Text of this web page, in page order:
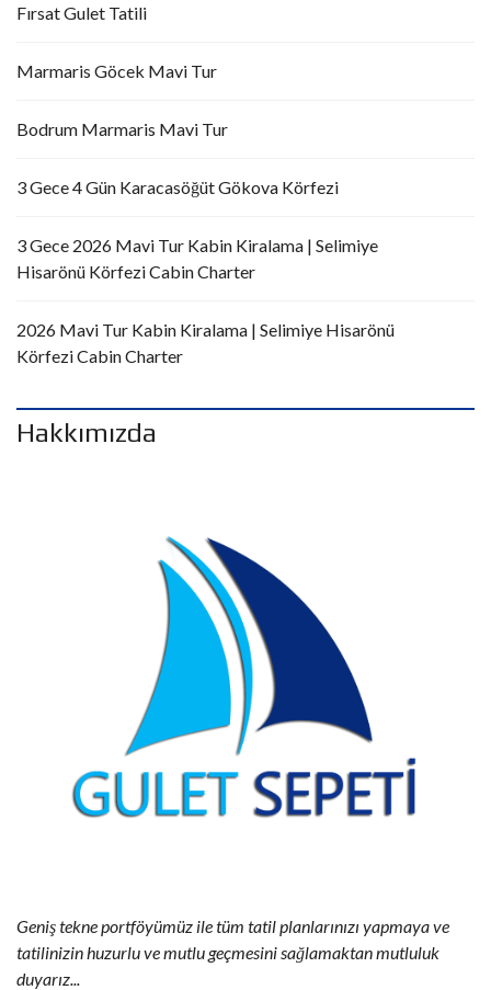
Fırsat Gulet Tatili
Marmaris Göcek Mavi Tur
Bodrum Marmaris Mavi Tur
3 Gece 4 Gün Karacasöğüt Gökova Körfezi
3 Gece 2026 Mavi Tur Kabin Kiralama | Selimiye
Hisarönü Körfezi Cabin Charter
2026 Mavi Tur Kabin Kiralama | Selimiye Hisarönü
Körfezi Cabin Charter
Hakkımızda
Geniş tekne portföyümüz ile tüm tatil planlarınızı yapmaya ve
tatilinizin huzurlu ve mutlu geçmesini sağlamaktan mutluluk
duyarız...